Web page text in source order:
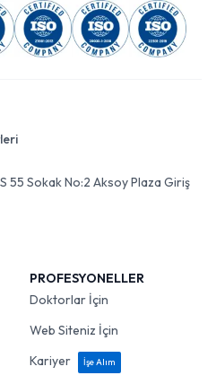
55 Sokak No:2 Aksoy Plaza Giriş
PROFESYONELLER
Doktorlar İçin
Web Siteniz İçin
Kariyer
İşe Alım